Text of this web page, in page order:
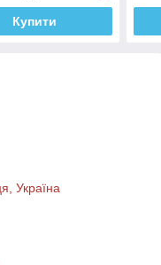
Купити
Україна